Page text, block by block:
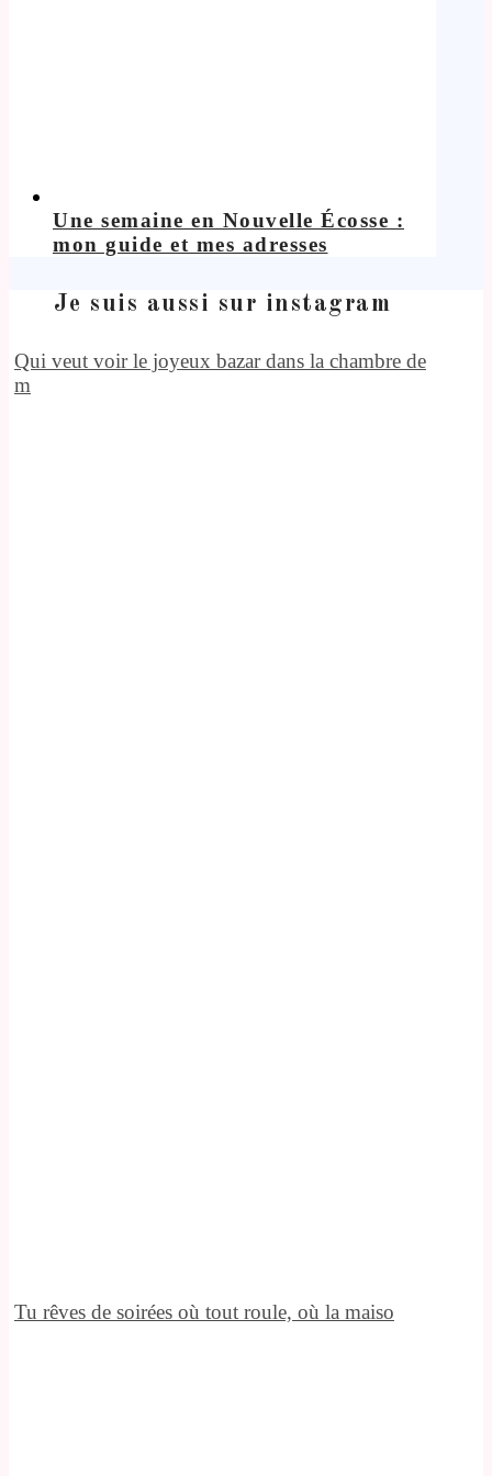
Une semaine en Nouvelle Écosse :
mon guide et mes adresses
Je suis aussi sur instagram
Qui veut voir le joyeux bazar dans la chambre de
m
Tu rêves de soirées où tout roule, où la maiso